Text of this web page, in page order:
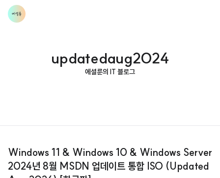
updatedaug2024
에셜룬의 IT 블로그
Windows 11 & Windows 10 & Windows Server
2024년 8월 MSDN 업데이트 통합 ISO (Updated